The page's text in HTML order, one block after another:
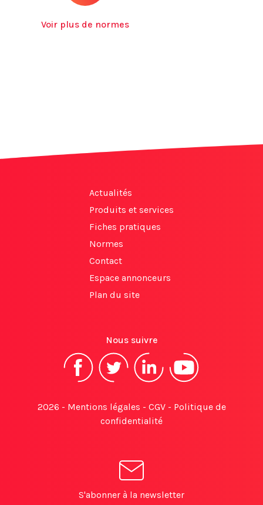
Voir plus de normes
Actualités
Produits et services
Fiches pratiques
Normes
Contact
Espace annonceurs
Plan du site
Nous suivre
2026 - Mentions légales - CGV- Politique de
confidentialité
S'abonner à la newsletter